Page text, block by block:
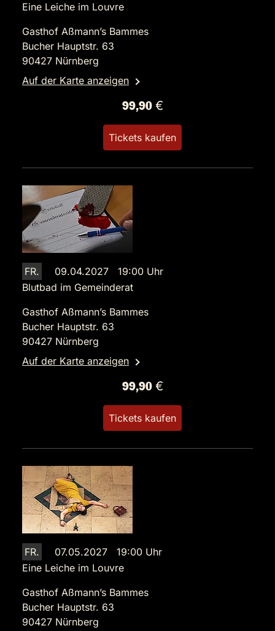
Eine Leiche im Louvre
Gasthof Aßmann’s Bammes
Bucher Hauptstr. 63
90427 Nürnberg
Auf der Karte anzeigen
99,90 €
Tickets kaufen
FR.
09.04.2027 19:00 Uhr
Blutbad im Gemeinderat
Gasthof Aßmann’s Bammes
Bucher Hauptstr. 63
90427 Nürnberg
Auf der Karte anzeigen
99,90 €
Tickets kaufen
FR.
07.05.2027 19:00 Uhr
Eine Leiche im Louvre
Gasthof Aßmann’s Bammes
Bucher Hauptstr. 63
90427 Nürnberg